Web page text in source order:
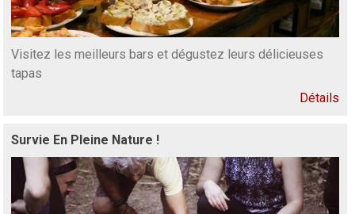
Visitez les meilleurs bars et dégustez leurs délicieuses
tapas
Détails
Survie En Pleine Nature !